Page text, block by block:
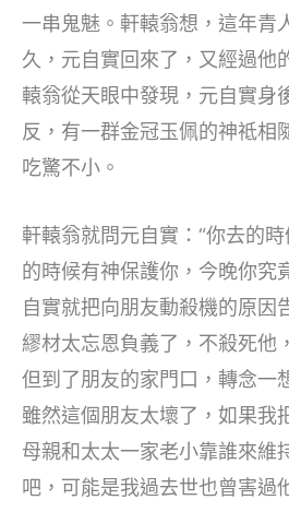
一串鬼魅。軒轅翁想，這年青
久，元自實回來了，又經過他
轅翁從天眼中發現，元自實身
反，有一群金冠玉佩的神祗相
吃驚不小。
軒轅翁就問元自實：“你去的
的時候有神保護你，今晚你究
自實就把向朋友動殺機的原因
繆材太忘恩負義了，不殺死他
但到了朋友的家門口，轉念一
雖然這個朋友太壞了，如果我
母親和太太一家老小靠誰來維
吧，可能是我過去世也曾害過